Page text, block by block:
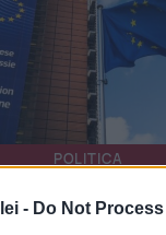
- Do Not
POLITICA